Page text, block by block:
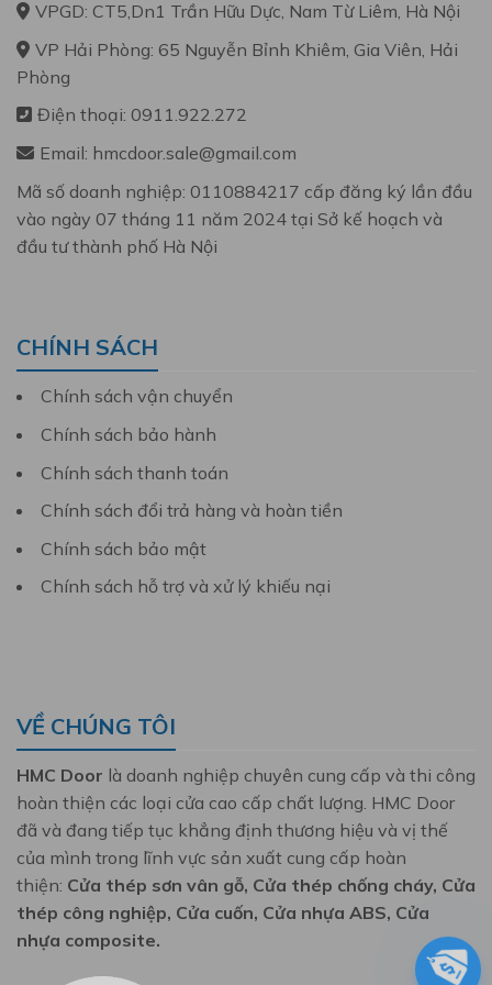
VPGD: CT5,Dn1 Trần Hữu Dực, Nam Từ Liêm, Hà Nội
VP Hải Phòng: 65 Nguyễn Bỉnh Khiêm, Gia Viên, Hải
Phòng
Điện thoại: 0911.922.272
Email: hmcdoor.sale@gmail.com
Mã số doanh nghiệp: 0110884217 cấp đăng ký lần đầu
vào ngày 07 tháng 11 năm 2024 tại Sở kế hoạch và
đầu tư thành phố Hà Nội
CHÍNH SÁCH
Chính sách vận chuyển
Chính sách bảo hành
Chính sách thanh toán
Chính sách đổi trả hàng và hoàn tiền
Chính sách bảo mật
Chính sách hỗ trợ và xử lý khiếu nại
VỀ CHÚNG TÔI
HMC Door là doanh nghiệp chuyên cung cấp và thi công
hoàn thiện các loại cửa cao cấp chất lượng. HMC Door
đã và đang tiếp tục khẳng định thương hiệu và vị thế
của mình trong lĩnh vực sản xuất cung cấp hoàn
thiện: Cửa thép sơn vân gỗ, Cửa thép chống cháy, Cửa
thép công nghiệp, Cửa cuốn, Cửa nhựa ABS, Cửa
nhựa composite.